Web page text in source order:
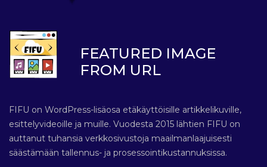
FEATURED IMAGE
FROM URL
FIFU on WordPress-lisäosa etäkäyttöisille artikkelikuville,
esittelyvideoille ja muille. Vuodesta 2015 lähtien FIFU on
auttanut tuhansia verkkosivustoja maailmanlaajuisesti
säästämään tallennus- ja prosessointikustannuksissa.